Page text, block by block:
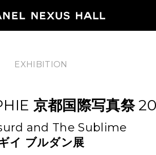
2026
EXHIBITION
京都国際写真祭
and The Sublime
イ ブルダン展